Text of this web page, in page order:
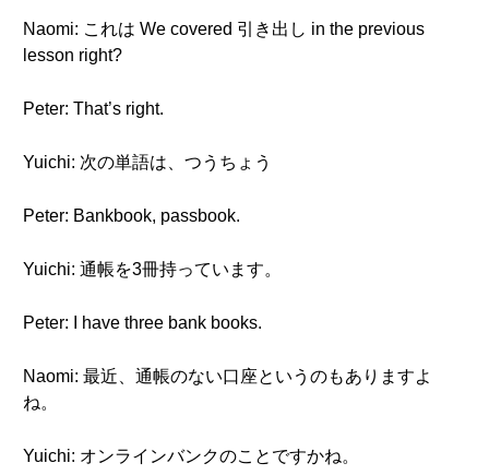
Naomi: これは We covered 引き出し in the previous
lesson right?
Peter: That’s right.
Yuichi: 次の単語は、つうちょう
Peter: Bankbook, passbook.
Yuichi: 通帳を3冊持っています。
Peter: I have three bank books.
Naomi: 最近、通帳のない口座というのもありますよ
ね。
Yuichi: オンラインバンクのことですかね。